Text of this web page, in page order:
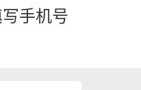
数等技巧
手机号